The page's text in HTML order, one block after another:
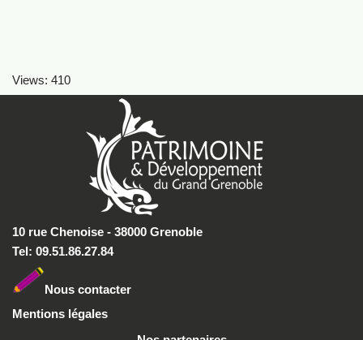
Views: 410
10 rue Chenoise - 38000 Grenoble
Tel: 09.51.86.27.84
Nous contacter
Mentions légales